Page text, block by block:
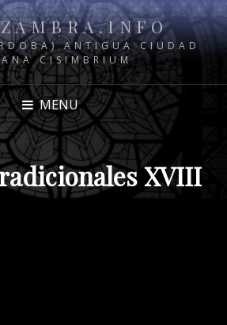
ANTIGUA CIUDAD
CISIMBRIUM
MENU
XVIII